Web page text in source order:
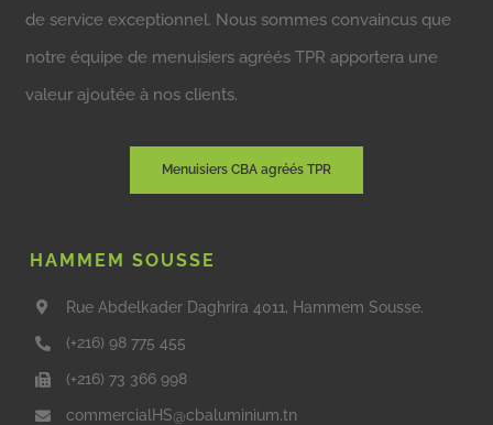
de service exceptionnel. Nous sommes convaincus que
notre équipe de menuisiers agréés TPR apportera une
valeur ajoutée à nos clients.
Menuisiers CBA agréés TPR
HAMMEM SOUSSE
Rue Abdelkader Daghrira 4011, Hammem Sousse.
(+216) 98 775 455
(+216) 73 366 998
commercialHS@cbaluminium.tn